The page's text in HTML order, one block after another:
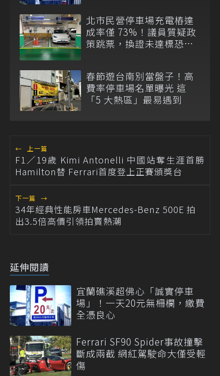
北市民營停車場充電樁達
成率僅 73%！議員質疑政
策跳票，換證未達標恐變
春節遊台南別當盤子！高
費率停車場名單曝光 這
「5 大熱區」最易遇到
← 上一篇
F1／19歲 Kimi Antonelli 中國站奪生涯首勝
Hamilton替 Ferrari首度登上正賽頒獎台
下一篇 →
34年經典性能房車Mercedes-Benz 500E 拍
出3.5倍高價引領拍賣熱潮
延伸閱讀
宜蘭礁溪超佛心「誠實停車
場」！一天20元無柵欄，繳費
全憑良心
Ferrari SF90 Spider事故撞擊
斷成兩截 網紅駕駛命大僅受輕
傷